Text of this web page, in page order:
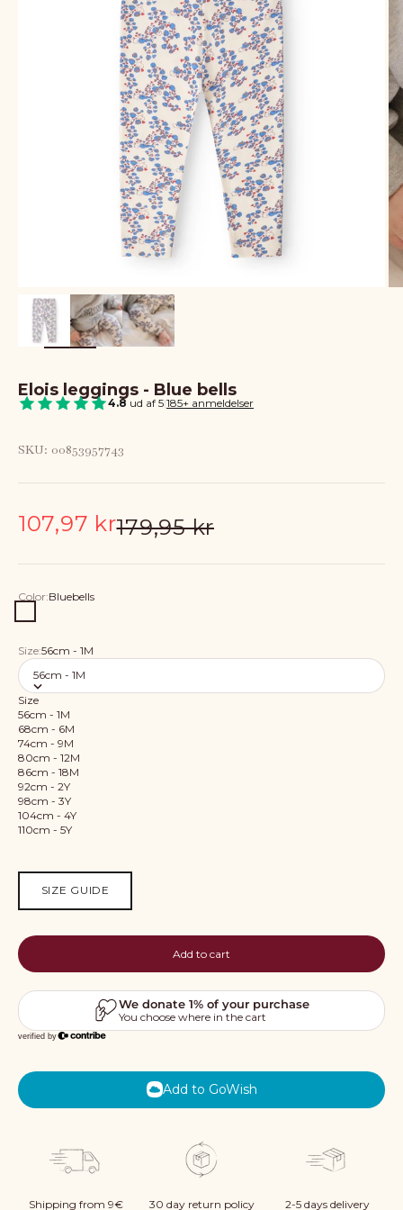
Elois leggings - Blue bells
4.8 ud af 5|185+ anmeldelser
SKU: 00853957743
Sale price
107,97 krRegular price
179,95 kr
Color:Bluebells
Bluebells
Size:56cm - 1M
56cm - 1M
Size
56cm - 1M
68cm - 6M
74cm - 9M
80cm - 12M
86cm - 18M
92cm - 2Y
98cm - 3Y
104cm - 4Y
110cm - 5Y
SIZE GUIDE
Add to cart
Add to GoWish
Shipping from 9€ 30 day return policy 2-5 days delivery